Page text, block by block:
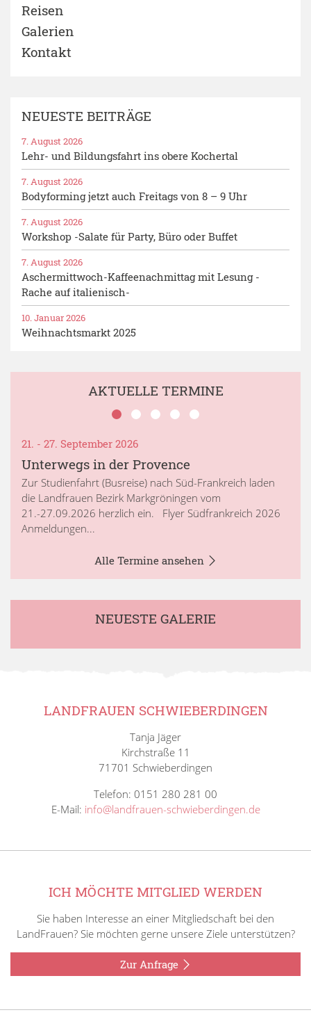
Reisen
Galerien
Kontakt
NEUESTE BEITRÄGE
Lehr- und Bildungsfahrt ins obere Kochertal
7. August 2026
Bodyforming jetzt auch Freitags von 8 – 9 Uhr
7. August 2026
Workshop -Salate für Party, Büro oder Buffet
7. August 2026
Aschermittwoch-Kaffeenachmittag mit Lesung -
Rache auf italienisch-
7. August 2026
Weihnachtsmarkt 2025
10. Januar 2026
AKTUELLE TERMINE
21. - 27. September 2026
Unterwegs in der Provence
Zur Studienfahrt (Busreise) nach Süd-Frankreich laden
die Landfrauen Bezirk Markgröningen vom
21.-27.09.2026 herzlich ein. Flyer Südfrankreich 2026
Anmeldungen...
Alle Termine ansehen
NEUESTE GALERIE
LANDFRAUEN SCHWIEBERDINGEN
Tanja Jäger
Kirchstraße 11
71701 Schwieberdingen
Telefon: 0151 280 281 00
E-Mail: info@landfrauen-schwieberdingen.de
ICH MÖCHTE MITGLIED WERDEN
Sie haben Interesse an einer Mitgliedschaft bei den
LandFrauen? Sie möchten gerne unsere Ziele unterstützen?
Zur Anfrage